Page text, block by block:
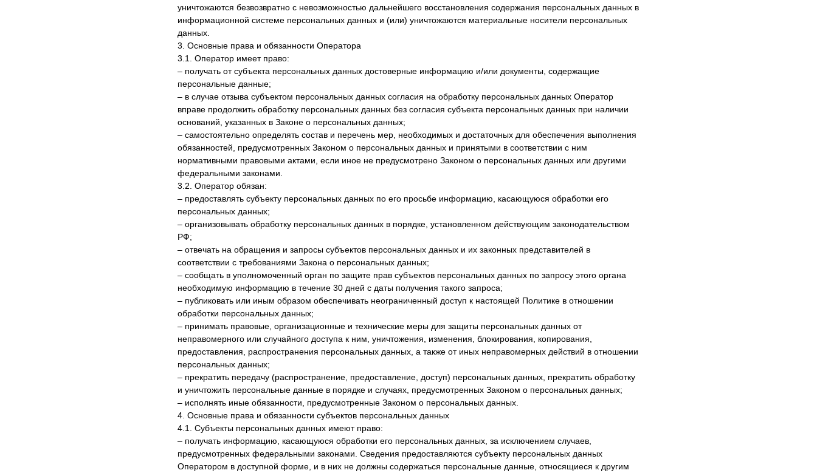
уничтожаются безвозвратно с невозможностью дальнейшего восстановления содержания персональных данных в
информационной системе персональных данных и (или) уничтожаются материальные носители персональных
данных.
3. Основные права и обязанности Оператора
3.1. Оператор имеет право:
– получать от субъекта персональных данных достоверные информацию и/или документы, содержащие
персональные данные;
– в случае отзыва субъектом персональных данных согласия на обработку персональных данных Оператор
вправе продолжить обработку персональных данных без согласия субъекта персональных данных при наличии
оснований, указанных в Законе о персональных данных;
– самостоятельно определять состав и перечень мер, необходимых и достаточных для обеспечения выполнения
обязанностей, предусмотренных Законом о персональных данных и принятыми в соответствии с ним
нормативными правовыми актами, если иное не предусмотрено Законом о персональных данных или другими
федеральными законами.
3.2. Оператор обязан:
– предоставлять субъекту персональных данных по его просьбе информацию, касающуюся обработки его
персональных данных;
– организовывать обработку персональных данных в порядке, установленном действующим законодательством
РФ;
– отвечать на обращения и запросы субъектов персональных данных и их законных представителей в
соответствии с требованиями Закона о персональных данных;
– сообщать в уполномоченный орган по защите прав субъектов персональных данных по запросу этого органа
необходимую информацию в течение 30 дней с даты получения такого запроса;
– публиковать или иным образом обеспечивать неограниченный доступ к настоящей Политике в отношении
обработки персональных данных;
– принимать правовые, организационные и технические меры для защиты персональных данных от
неправомерного или случайного доступа к ним, уничтожения, изменения, блокирования, копирования,
предоставления, распространения персональных данных, а также от иных неправомерных действий в отношении
персональных данных;
– прекратить передачу (распространение, предоставление, доступ) персональных данных, прекратить обработку
и уничтожить персональные данные в порядке и случаях, предусмотренных Законом о персональных данных;
– исполнять иные обязанности, предусмотренные Законом о персональных данных.
4. Основные права и обязанности субъектов персональных данных
4.1. Субъекты персональных данных имеют право:
– получать информацию, касающуюся обработки его персональных данных, за исключением случаев,
предусмотренных федеральными законами. Сведения предоставляются субъекту персональных данных
Оператором в доступной форме, и в них не должны содержаться персональные данные, относящиеся к другим